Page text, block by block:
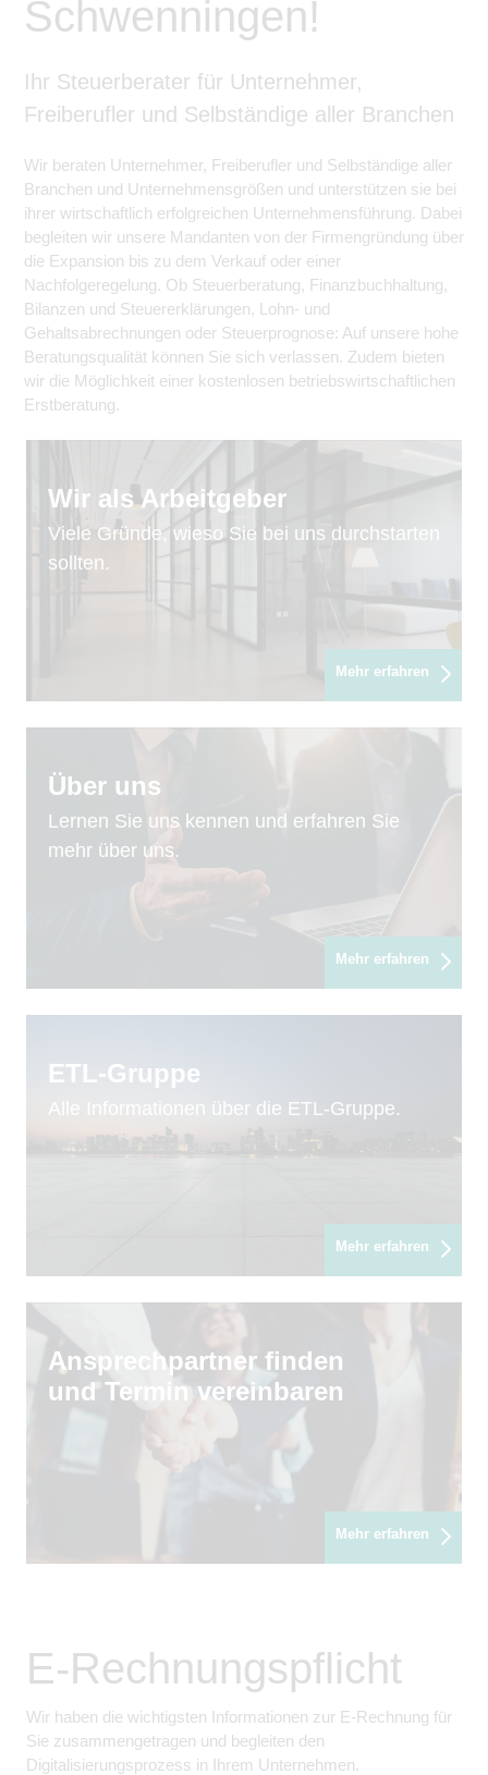
Schwenningen!
Ihr Steuerberater für Unternehmer,
Freiberufler und Selbständige aller Branchen
Wir beraten Unternehmer, Freiberufler und Selbständige aller
Branchen und Unternehmensgrößen und unterstützen sie bei
ihrer wirtschaftlich erfolgreichen Unternehmensführung. Dabei
begleiten wir unsere Mandanten von der Firmengründung über
die Expansion bis zu dem Verkauf oder einer
Nachfolgeregelung. Ob Steuerberatung, Finanzbuchhaltung,
Bilanzen und Steuererklärungen, Lohn- und
Gehaltsabrechnungen oder Steuerprognose: Auf unsere hohe
Beratungsqualität können Sie sich verlassen. Zudem bieten
wir die Möglichkeit einer kostenlosen betriebswirtschaftlichen
Erstberatung.
Wir als Arbeitgeber
Viele Gründe, wieso Sie bei uns durchstarten
sollten.
Mehr erfahren
Über uns
Lernen Sie uns kennen und erfahren Sie
mehr über uns.
Mehr erfahren
ETL-Gruppe
Alle Informationen über die ETL-Gruppe.
Mehr erfahren
Ansprechpartner finden
und Termin vereinbaren
Mehr erfahren
E-Rechnungspflicht
Wir haben die wichtigsten Informationen zur E-Rechnung für
Sie zusammengetragen und begleiten den
Digitalisierungsprozess in Ihrem Unternehmen.